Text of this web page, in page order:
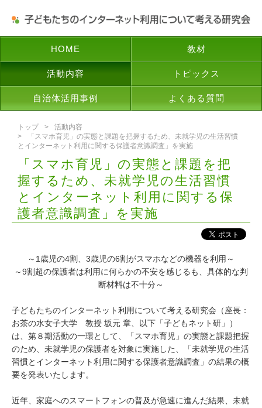
HOME 教材
活動内容 トピックス
自治体活用事例 よくある質問
トップ
活動内容
「スマホ育児」の実態と課題を把握するため、未就学児の生活習慣
とインターネット利用に関する保護者意識調査」を実施
「スマホ育児」の実態と課題を把
握するため、未就学児の生活習慣
とインターネット利用に関する保
護者意識調査」を実施
～1歳児の4割、3歳児の6割がスマホなどの機器を利用～
～9割超の保護者は利用に何らかの不安を感じるも、具体的な判
断材料は不十分～
子どもたちのインターネット利用について考える研究会（座長：
お茶の水女子大学 教授 坂元 章、以下「子どもネット研」）
は、第８期活動の一環として、「スマホ育児」の実態と課題把握
のため、未就学児の保護者を対象に実施した、「未就学児の生活
習慣とインターネット利用に関する保護者意識調査」の結果の概
要を発表いたします。
近年、家庭へのスマートフォンの普及が急速に進んだ結果、未就